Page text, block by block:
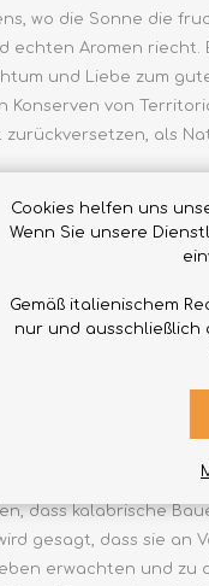
wo die Sonne die
echten Aromen riecht.
und Liebe zum
Konserven von
zurückversetzen, als
kalabrischen
Techniken
die das
kulinarischen
am Tisch:
dass kalabrische
gesagt, dass sie
erwachten und zu
Cookies helfen uns
Wenn Sie unsere
Gemäß italienischem
nur und ausschließlich